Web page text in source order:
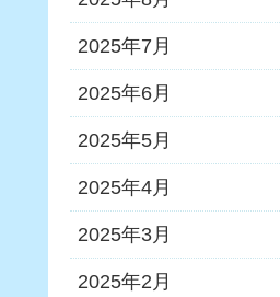
2025年7月
2025年6月
2025年5月
2025年4月
2025年3月
2025年2月